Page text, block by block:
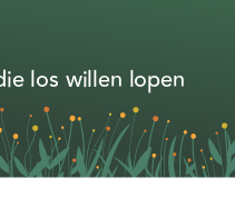
los willen lopen